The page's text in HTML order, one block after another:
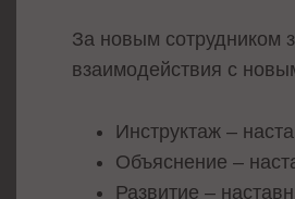
За новым сотрудником
взаимодействия с
Инструктаж –
Объяснение –
Развитие –